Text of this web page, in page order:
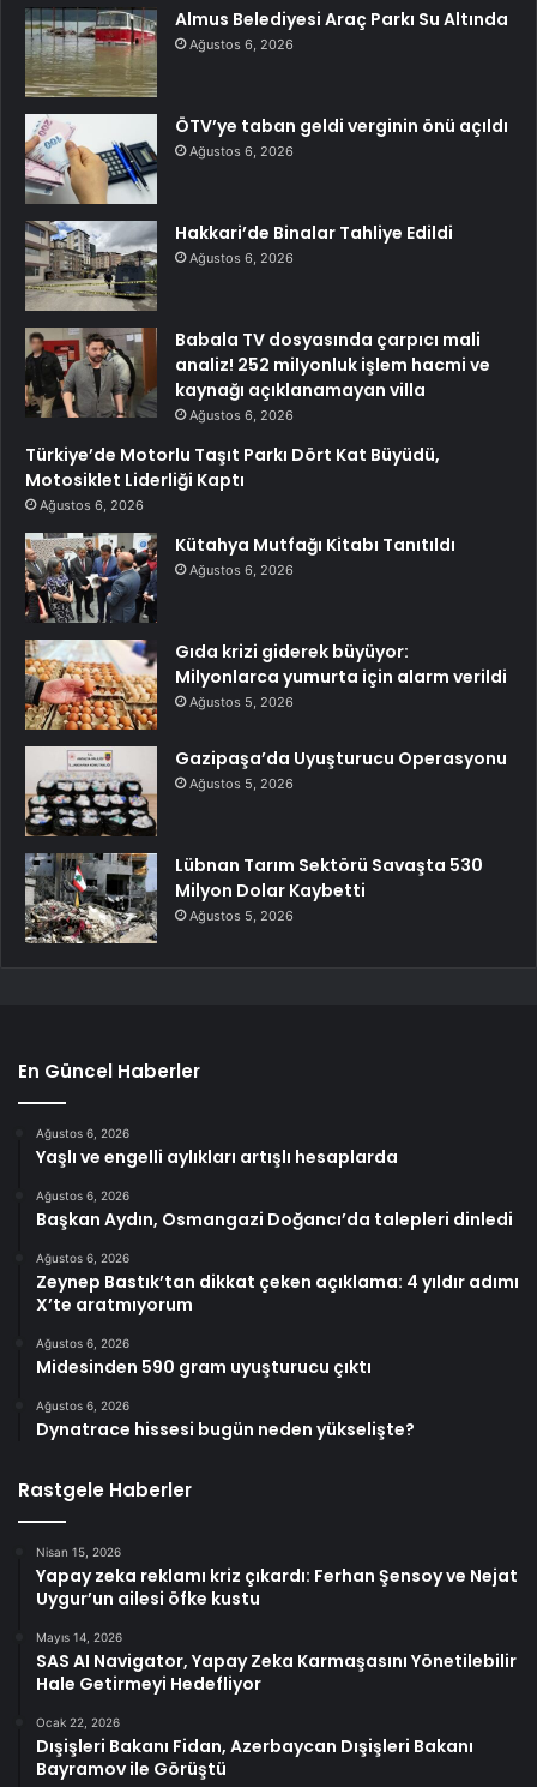
Almus Belediyesi Araç Parkı Su Altında
Ağustos 6, 2026
ÖTV’ye taban geldi verginin önü açıldı
Ağustos 6, 2026
Hakkari’de Binalar Tahliye Edildi
Ağustos 6, 2026
Babala TV dosyasında çarpıcı mali
analiz! 252 milyonluk işlem hacmi ve
kaynağı açıklanamayan villa
Ağustos 6, 2026
Türkiye’de Motorlu Taşıt Parkı Dört Kat Büyüdü,
Motosiklet Liderliği Kaptı
Ağustos 6, 2026
Kütahya Mutfağı Kitabı Tanıtıldı
Ağustos 6, 2026
Gıda krizi giderek büyüyor:
Milyonlarca yumurta için alarm verildi
Ağustos 5, 2026
Gazipaşa’da Uyuşturucu Operasyonu
Ağustos 5, 2026
Lübnan Tarım Sektörü Savaşta 530
Milyon Dolar Kaybetti
Ağustos 5, 2026
En Güncel Haberler
Ağustos 6, 2026
Yaşlı ve engelli aylıkları artışlı hesaplarda
Ağustos 6, 2026
Başkan Aydın, Osmangazi Doğancı’da talepleri dinledi
Ağustos 6, 2026
Zeynep Bastık’tan dikkat çeken açıklama: 4 yıldır adımı
X’te aratmıyorum
Ağustos 6, 2026
Midesinden 590 gram uyuşturucu çıktı
Ağustos 6, 2026
Dynatrace hissesi bugün neden yükselişte?
Rastgele Haberler
Nisan 15, 2026
Yapay zeka reklamı kriz çıkardı: Ferhan Şensoy ve Nejat
Uygur’un ailesi öfke kustu
Mayıs 14, 2026
SAS AI Navigator, Yapay Zeka Karmaşasını Yönetilebilir
Hale Getirmeyi Hedefliyor
Ocak 22, 2026
Dışişleri Bakanı Fidan, Azerbaycan Dışişleri Bakanı
Bayramov ile Görüştü